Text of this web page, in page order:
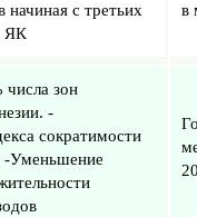
начиная с третьих
ЯК
в
зон
-
сократимости
-Уменьшение